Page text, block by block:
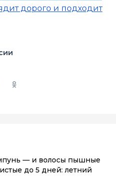
дорого и подходит
— и волосы пышные
до 5 дней: летний